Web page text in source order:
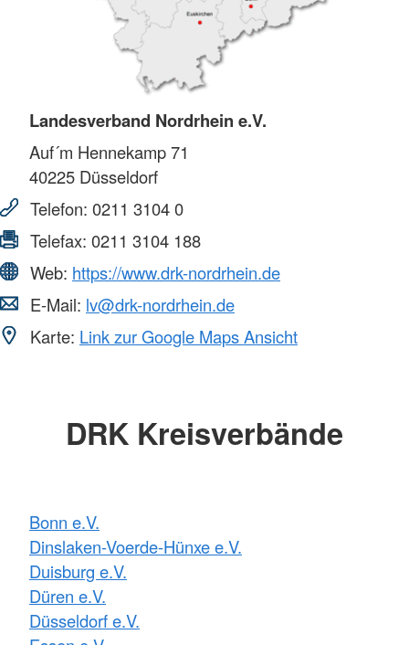
Landesverband Nordrhein e.V.
Auf´m Hennekamp 71
40225 Düsseldorf
Telefon: 0211 3104 0
Telefax: 0211 3104 188
Web: https://www.drk-nordrhein.de
E-Mail: lv@drk-nordrhein.de
Karte: Link zur Google Maps Ansicht
DRK Kreisverbände
Bonn e.V.
Dinslaken-Voerde-Hünxe e.V.
Duisburg e.V.
Düren e.V.
Düsseldorf e.V.